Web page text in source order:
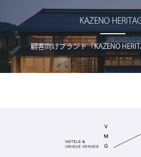
KAZENO
顧客向けブランド「KAZENO